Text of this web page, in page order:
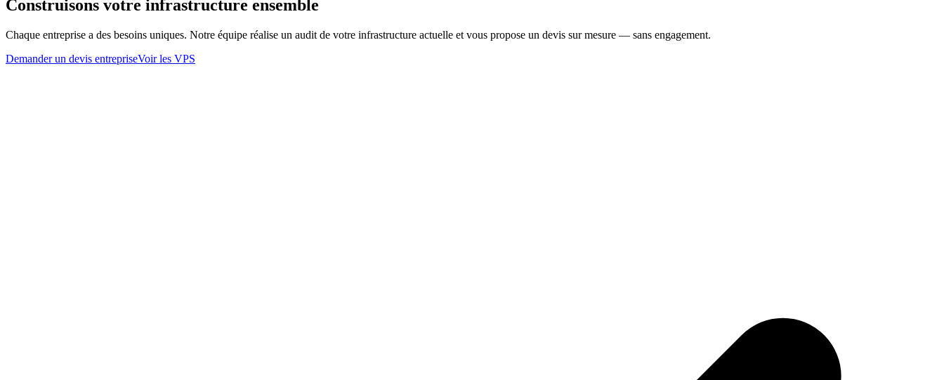
Construisons votre infrastructure ensemble
Chaque entreprise a des besoins uniques. Notre équipe réalise un audit de votre infrastructure actuelle et vous propose un devis sur mesure — sans engagement.
Demander un devis entrepriseVoir les VPS